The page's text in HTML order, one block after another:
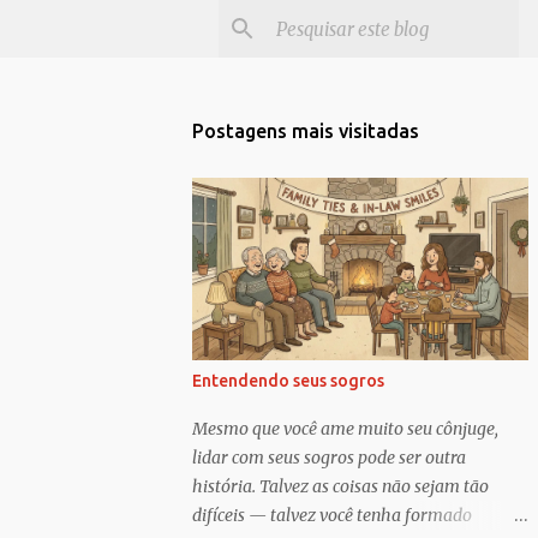
Postagens mais visitadas
Entendendo seus sogros
Mesmo que você ame muito seu cônjuge,
lidar com seus sogros pode ser outra
história. Talvez as coisas não sejam tão
difíceis — talvez você tenha formado